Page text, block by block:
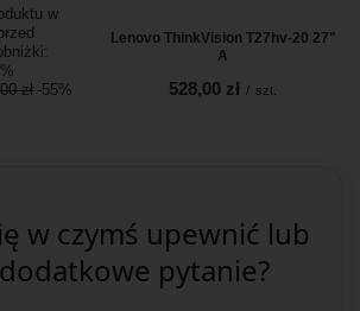
w
zł -55%
Lenovo ThinkVision T27hv-20 27"
A
528,00 zł / szt.
w czymś upewnić lub
pytanie?